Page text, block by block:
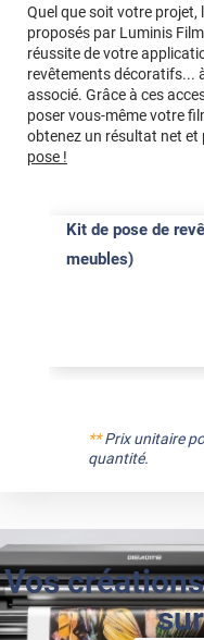
Quel que soit votre projet,
proposés par Luminis
réussite de votre
revêtements décoratifs...
associé. Grâce à ces
poser vous-même votre
obtenez un résultat net et
pose !
Kit de pose de
meubles)
**Prix unitaire
quantité.
Vos